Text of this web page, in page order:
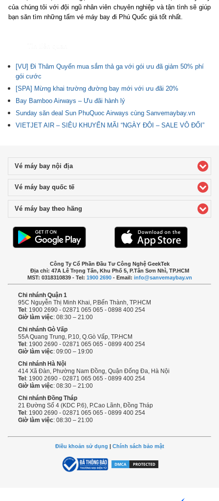
của chúng tôi với đội ngũ nhân viên chuyên nghiệp và tận tình sẽ giúp
bạn săn tìm những tấm vé máy bay đi Phú Quốc giá tốt nhất.
[VU] Đi Thâm Quyến mua sắm thả ga với gói ưu đã giảm 50% phí
gói cước
[SPA] Mừng khai trường đường bay mới với ưu đãi 20%
Bay Bamboo Airways – Ưu đãi hành lý
Sunday săn deal Sun PhuQuoc Airways cùng Sanvemaybay.vn
VIETJET AIR – SIÊU KHUYẾN MÃI “NGÀY ĐÔI – SALE VÔ ĐỐI”
Vé máy bay nội địaclick to expand contents
Vé máy bay quốc tếclick to expand contents
Vé máy bay theo hãng
Công Ty Cổ Phần Đầu Tư Công Nghệ GeekTek
Địa chỉ: 47A Lê Trọng Tấn, Khu Phố 5, P.Tân Sơn Nhì, TP.HCM
MST: 0318310839 - Tel: 1900 2690- Email: info@sanvemaybay.vn
Chi nhánh Quận 1
95C Nguyễn Thị Minh Khai, P.Bến Thành, TP.HCM
Tel : 1900 2690 - 02871 065 065 - 0898 400 254
Giờ làm việc: 08:30 – 21:00
Chi nhánh Gò Vấp
55A Quang Trung, P.10, Q.Gò Vấp, TP.HCM
Tel : 1900 2690 - 02871 065 065 - 0899 400 254
Giờ làm việc: 09:00 – 19:00
Chi nhánh Hà Nội
414 Xã Đàn, Phường Nam Đồng, Quận Đống Đa, Hà Nội
Tel : 1900 2690 - 02871 065 065 - 0899 400 254
Giờ làm việc: 08:30 – 21:00
Chi nhánh Đồng Tháp
21 Đường Số 4 (KDC P.6), P.Cao Lãnh, Đồng Tháp
Tel : 1900 2690 - 02871 065 065 - 0899 400 254
Giờ làm việc: 08:30 – 21:00
Điều khoản sử dụng | Chính sách bảo mật